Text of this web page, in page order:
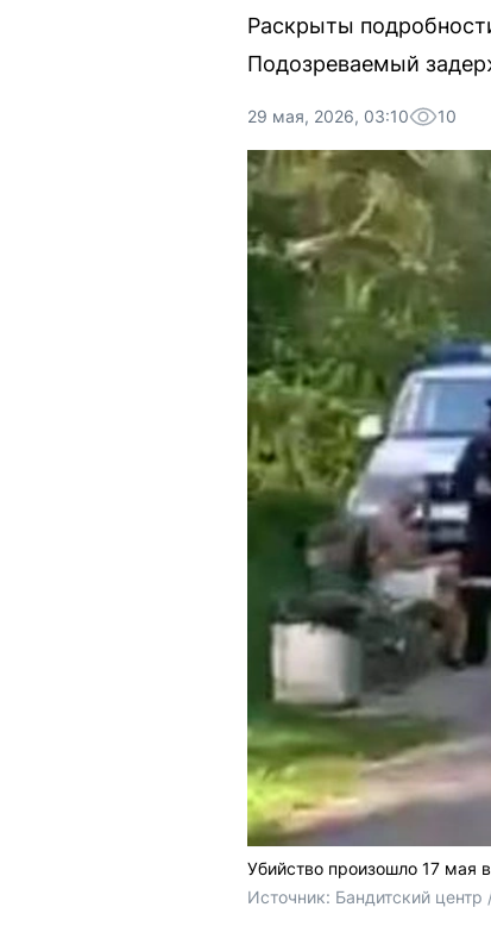
Раскрыты
Подозреваемый
29 мая, 2026, 03:10 10
Убийство произошло 17 мая
Источник: Бандитский центр